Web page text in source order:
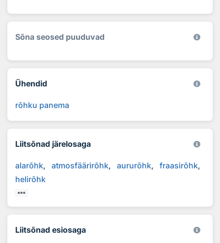
Sõna seosed puuduvad
Ühendid
rõhku panema
Liitsõnad järelosaga
alarõhk atmosfäärirõhk aururõhk
fraasirõhk
helirõhk
Liitsõnad esiosaga